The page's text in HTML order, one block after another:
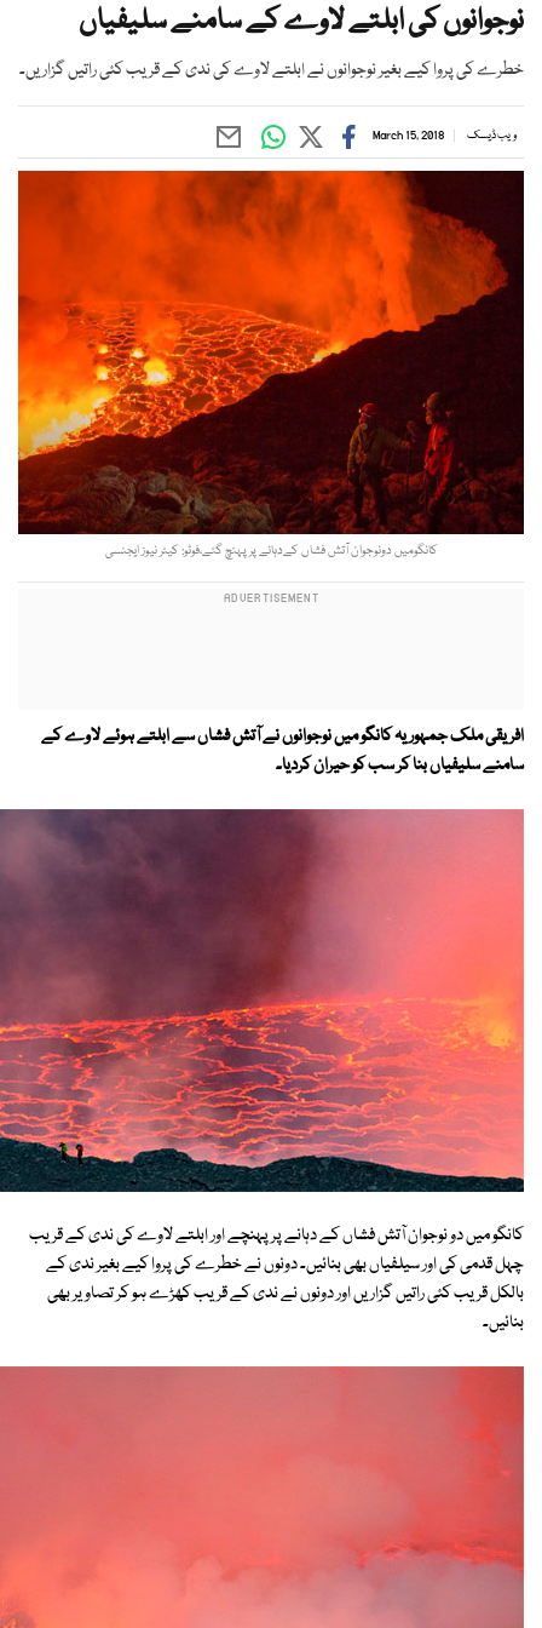
نوجوانوں کی ابلتے لاوے کے سامنے سلیفیاں
خطرے کی پروا کیے بغیر نوجوانوں نے ابلتے لاوے کی ندی کے قریب کئی راتیں گزاریں۔
ویب ڈیسک March 15, 2018
کانگومیں دونوجوان آتش فشاں کےدہانے پرپہنچ گئے،فوٹو: کیٹر نیوز ایجنسی
افریقی ملک جمہوریہ کانگو میں نوجوانوں نے آتش فشاں سے ابلتے ہوئے لاوے کے
سامنے سلیفیاں بنا کر سب کو حیران کردیا۔
کانگو میں دو نوجوان آتش فشاں کے دہانے پر پہنچے اور ابلتے لاوے کی ندی کے قریب
چہل قدمی کی اور سیلفیاں بھی بنائیں۔ دونوں نے خطرے کی پروا کیے بغیر ندی کے
بالکل قریب کئی راتیں گزاریں اور دونوں نے ندی کے قریب کھڑے ہو کر تصاویر بھی
بنائیں۔